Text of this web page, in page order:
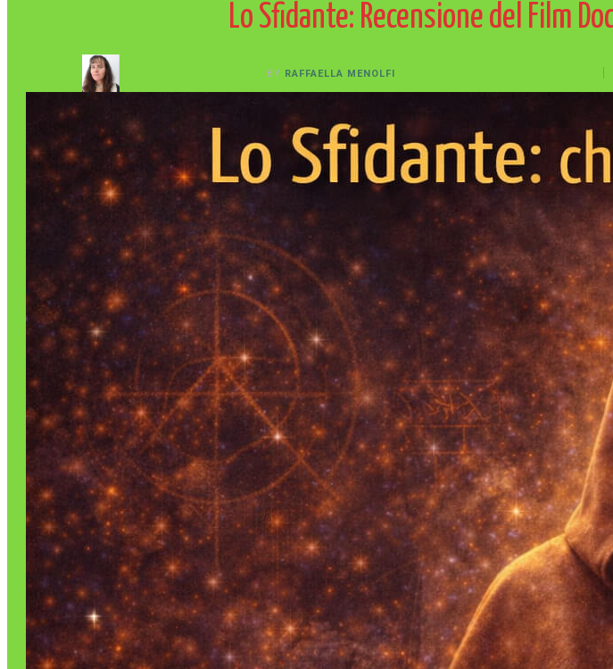
Lo Sfidante: Recensione del Film
BY RAFFAELLA MENOLFI